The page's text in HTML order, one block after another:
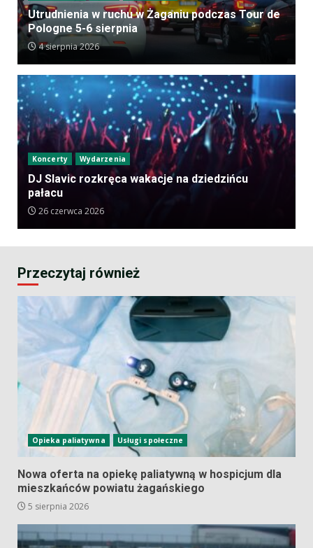
Utrudnienia w ruchu w Żaganiu podczas Tour de
Pologne 5-6 sierpnia
4 sierpnia 2026
Koncerty Wydarzenia
DJ Slavic rozkręca wakacje na dziedzińcu
pałacu
26 czerwca 2026
Przeczytaj również
Opieka paliatywna Usługi społeczne
Nowa oferta na opiekę paliatywną w hospicjum dla
mieszkańców powiatu żagańskiego
5 sierpnia 2026